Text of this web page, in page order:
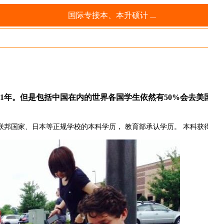
国际专接本、本升硕计 ...
。但是包括中国在内的世界各国学生依然有50%会去
国家、日本等正规学校的本科学历， 教育部承认学历。 本科获